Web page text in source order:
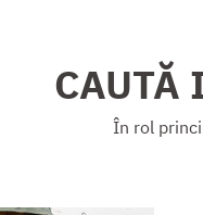
CAUTĂ
În rol